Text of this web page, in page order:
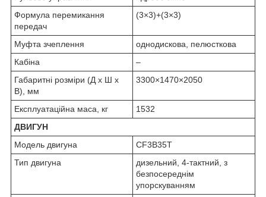
Формула перемикання
передач
(3×3)+(3×3)
Муфта зчеплення
однодискова, пелюсткова
Кабіна
–
Габаритні розміри (Д х Ш х
В), мм
3300×1470×2050
Експлуатаційна маса, кг
1532
ДВИГУН
Модель двигуна
CF3B35T
Тип двигуна
дизельний, 4-тактний, з
безпосереднім
упорскуванням